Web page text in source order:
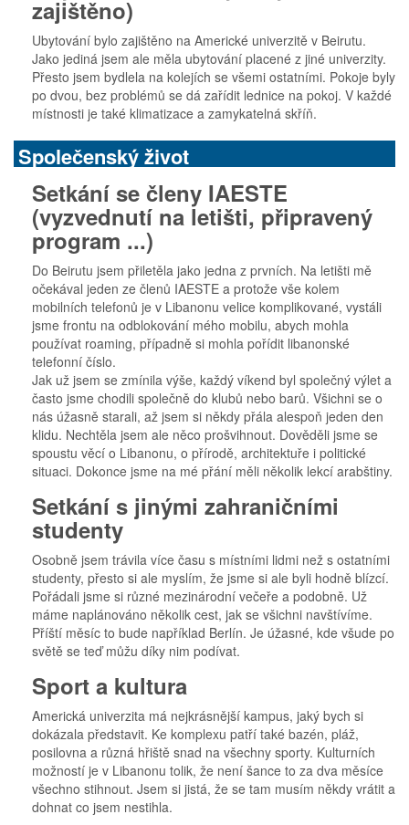
zajištěno)
Ubytování bylo zajištěno na Americké univerzitě v Beirutu.
Jako jediná jsem ale měla ubytování placené z jiné univerzity.
Přesto jsem bydlela na kolejích se všemi ostatními. Pokoje byly
po dvou, bez problémů se dá zařídit lednice na pokoj. V každé
místnosti je také klimatizace a zamykatelná skříň.
Společenský život
Setkání se členy IAESTE
(vyzvednutí na letišti, připravený
program ...)
Do Beirutu jsem přiletěla jako jedna z prvních. Na letišti mě
očekával jeden ze členů IAESTE a protože vše kolem
mobilních telefonů je v Libanonu velice komplikované, vystáli
jsme frontu na odblokování mého mobilu, abych mohla
používat roaming, případně si mohla pořídit libanonské
telefonní číslo.
Jak už jsem se zmínila výše, každý víkend byl společný výlet a
často jsme chodili společně do klubů nebo barů. Všichni se o
nás úžasně starali, až jsem si někdy přála alespoň jeden den
klidu. Nechtěla jsem ale něco prošvihnout. Dověděli jsme se
spoustu věcí o Libanonu, o přírodě, architektuře i politické
situaci. Dokonce jsme na mé přání měli několik lekcí arabštiny.
Setkání s jinými zahraničními
studenty
Osobně jsem trávila více času s místními lidmi než s ostatními
studenty, přesto si ale myslím, že jsme si ale byli hodně blízcí.
Pořádali jsme si různé mezinárodní večeře a podobně. Už
máme naplánováno několik cest, jak se všichni navštívíme.
Příští měsíc to bude například Berlín. Je úžasné, kde všude po
světě se teď můžu díky nim podívat.
Sport a kultura
Americká univerzita má nejkrásnější kampus, jaký bych si
dokázala představit. Ke komplexu patří také bazén, pláž,
posilovna a různá hřiště snad na všechny sporty. Kulturních
možností je v Libanonu tolik, že není šance to za dva měsíce
všechno stihnout. Jsem si jistá, že se tam musím někdy vrátit a
dohnat co jsem nestihla.